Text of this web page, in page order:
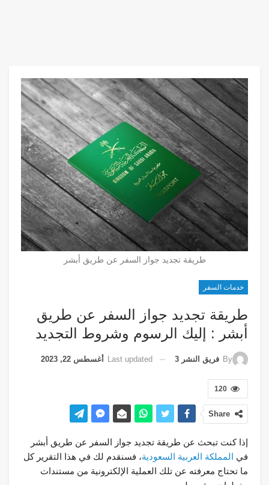
طريقة تجديد جواز السفر عن طريق أبشر
خدمات السفر
طريقة تجديد جواز السفر عن طريق
أبشر : إليك الرسوم وشروط التجديد
By فريق النشر 3 Last updated أغسطس 22, 2023
120
Share
إذا كنت تبحث عن طريقة تجديد جواز السفر عن طريق أبشر
في المملكة العربية السعودية، فسنقدم لك في هذا التقرير كل
ما تحتاج معرفته عن تلك العملية الإلكترونية من مستندات